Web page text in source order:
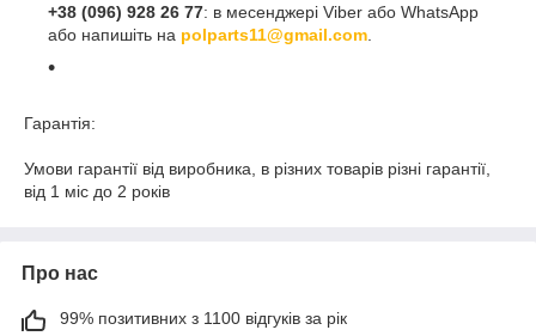
+38 (096) 928 26 77: в месенджері Viber або WhatsApp
або напишіть на polparts11@gmail.com.
Гарантія:
Умови гарантії від виробника, в різних товарів різні гарантії,
від 1 міс до 2 років
Про нас
99% позитивних з 1100 відгуків за рік